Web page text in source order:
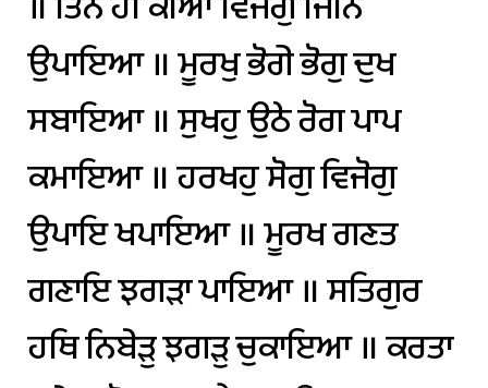
ਉਪਾਇਆ॥ਮੂਰਖੁਭੋਗੇਭੋਗੁਦੁਖ
ਸਬਾਇਆ॥ਸੁਖਹੁਉਠੇਰੋਗਪਾਪ
ਕਮਾਇਆ॥ਹਰਖਹੁਸੋਗੁਵਿਜੋਗੁ
ਉਪਾਇਖਪਾਇਆ॥ਮੂਰਖਗਣਤ
ਗਣਾਇਝਗੜਾਪਾਇਆ॥ਸਤਿਗੁਰ
ਹਥਿਨਿਬੇੜੁਝਗੜੁਚੁਕਾਇਆ॥ਕਰਤਾ